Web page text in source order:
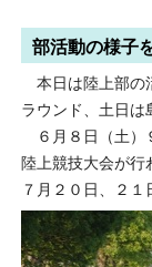
部活動の様子
本日は陸上部の
ラウンド、土日は
６月８日（土）
陸上競技大会が行
７月２０日、２１